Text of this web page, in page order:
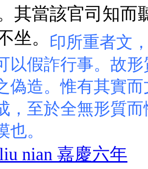
其當該官司知而
坐。 印所重者文
以假詐行事。故
偽造。惟有其實
，至於全無形質
也。
nian 嘉慶六年